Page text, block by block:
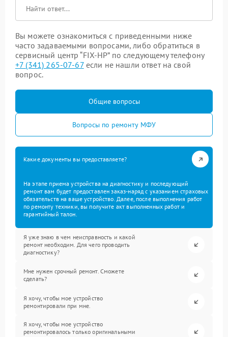
Вы можете ознакомиться с приведенными ниже
часто задаваемыми вопросами, либо обратиться в
сервисный центр “FIX-HP” по следующему телефону
+7 (341) 265-07-67если не нашли ответ на свой
вопрос.
Общие вопросы
Вопросы по ремонту МФУ
Какие документы вы предоставляете?
На этапе приема устройства на диагностику и последующий
ремонт вам будет предоставлен заказ-наряд с указанием страховых
обязательств на ваше устройство. Далее, после выполнения работ
по ремонту техники, вы получите акт выполненных работ и
гарантийный талон.
Я уже знаю в чем неисправность и какой
ремонт необходим. Для чего проводить
диагностику?
Мне нужен срочный ремонт. Сможете
сделать?
Я хочу, чтобы мое устройство
ремонтировали при мне.
Я хочу, чтобы мое устройство
ремонтировалось только оригинальными